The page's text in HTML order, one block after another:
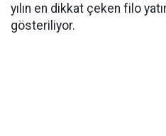
yılın en dikkat çeken filo
gösteriliyor.